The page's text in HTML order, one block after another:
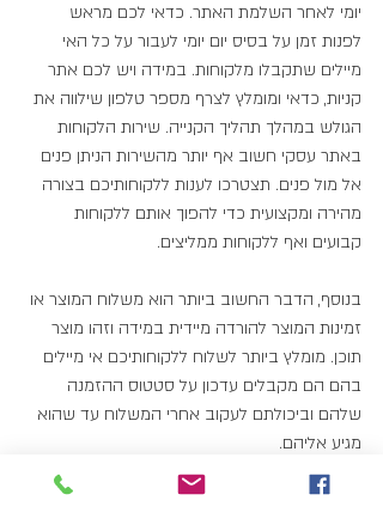
יומי לאחר השלמת האתר. כדאי לכם מראש
לפנות זמן על בסיס יום יומי לעבור על כל האי
מיילים שתקבלו מלקוחות. במידה ויש לכם אתר
קניות, כדאי ומומלץ לצרף מספר טלפון שילווה את
הגולש במהלך תהליך הקנייה. שירות הלקוחות
באתר עסקי חשוב אף יותר מהשירות הניתן פנים
אל מול פנים. תצטרכו לענות ללקוחותיכם בצורה
מהירה ומקצועית כדי להפוך אותם ללקוחות
קבועים ואף ללקוחות ממליצים.
בנוסף, הדבר החשוב ביותר הוא משלוח המוצר או
זמינות המוצר להורדה מיידית במידה וזהו מוצר
תוכן. מומלץ ביותר לשלוח ללקוחותיכם אי מיילים
בהם הם מקבלים עדכון על סטטוס ההזמנה
שלהם וביכולתם לעקוב אחרי המשלוח עד שהוא
מגיע אליהם.